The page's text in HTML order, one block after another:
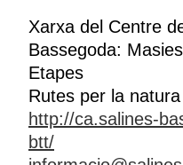
Xarxa del Centre
Bassegoda:
Etapes
Rutes per la natura
http://ca.salines-
btt/